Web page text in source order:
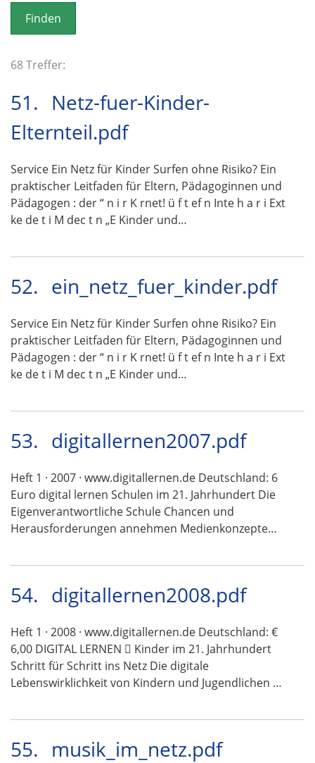
o
n
68 Treffer:
51. Netz-fuer-Kinder-
Elternteil.pdf
Service Ein Netz für Kinder Surfen ohne Risiko? Ein
praktischer Leitfaden für Eltern, Pädagoginnen und
Pädagogen : der “ n i r K rnet! ü f t ef n Inte h a r i Ext
ke de t i M dec t n „E Kinder und…
52. ein_netz_fuer_kinder.pdf
Service Ein Netz für Kinder Surfen ohne Risiko? Ein
praktischer Leitfaden für Eltern, Pädagoginnen und
Pädagogen : der “ n i r K rnet! ü f t ef n Inte h a r i Ext
ke de t i M dec t n „E Kinder und…
53. digitallernen2007.pdf
Heft 1 · 2007 · www.digitallernen.de Deutschland: 6
Euro digital lernen Schulen im 21. Jahrhundert Die
Eigenverantwortliche Schule Chancen und
Herausforderungen annehmen Medienkonzepte…
54. digitallernen2008.pdf
Heft 1 · 2008 · www.digitallernen.de Deutschland: €
6,00 DIGITAL LERNEN  Kinder im 21. Jahrhundert
Schritt für Schritt ins Netz Die digitale
Lebenswirklichkeit von Kindern und Jugendlichen …
55. musik_im_netz.pdf